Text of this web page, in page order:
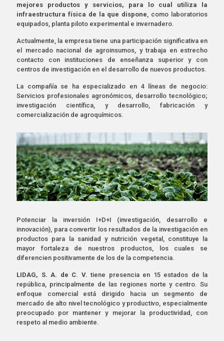
mejores productos y servicios, para lo cual utiliza la
infraestructura física de la que dispone , como laboratorios
equipados, planta piloto experimental e invernadero.
Actualmente, la empresa tiene una participación significativa en
el mercado nacional de agroinsumos, y trabaja en estrecho
contacto con instituciones de enseñanza superior y con
centros de investigación en el desarrollo de nuevos productos.
La compañía se ha especializado en 4 líneas de negocio:
Servicios profesionales agronómicos, desarrollo tecnológico;
investigación científica, y desarrollo, fabricación y
comercialización de agroquímicos.
Potenciar la inversión I+D+I (investigación, desarrollo e
innovación), para convertir los resultados de la investigación en
productos para la sanidad y nutrición vegetal, constituye la
mayor fortaleza de nuestros productos, los cuales se
diferencien positivamente de los de la competencia.
LIDAG, S. A. de C. V. tiene presencia en 15 estados de la
república, principalmente de las regiones norte y centro. Su
enfoque comercial está dirigido hacia un segmento de
mercado de alto nivel tecnológico y productivo, especialmente
preocupado por mantener y mejorar la productividad, con
respeto al medio ambiente.